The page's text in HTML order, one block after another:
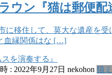
ウン『猫は郵便配
に移住して、莫大な遺産を
血縁関係はな […]
: 2022年9月27日 nekohon 猫